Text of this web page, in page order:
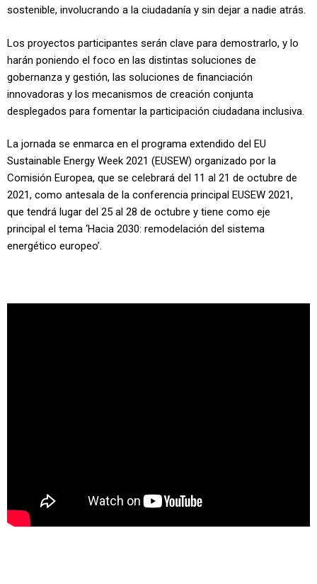
sostenible, involucrando a la ciudadanía y sin dejar a nadie atrás.
Los proyectos participantes serán clave para demostrarlo, y lo
harán poniendo el foco en las distintas soluciones de
gobernanza y gestión, las soluciones de financiación
innovadoras y los mecanismos de creación conjunta
desplegados para fomentar la participación ciudadana inclusiva.
La jornada se enmarca en el programa extendido del EU
Sustainable Energy Week 2021 (EUSEW) organizado por la
Comisión Europea, que se celebrará del 11 al 21 de octubre de
2021, como antesala de la conferencia principal EUSEW 2021,
que tendrá lugar del 25 al 28 de octubre y tiene como eje
principal el tema ‘Hacia 2030: remodelación del sistema
energético europeo’.